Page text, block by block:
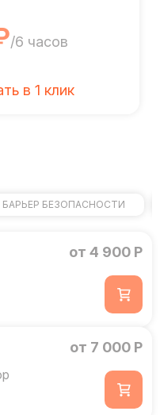
/6 часов
в 1 клик
БАРЬЕР БЕЗОПАСНОСТИ
от 4 900 Р
от 7 000 Р